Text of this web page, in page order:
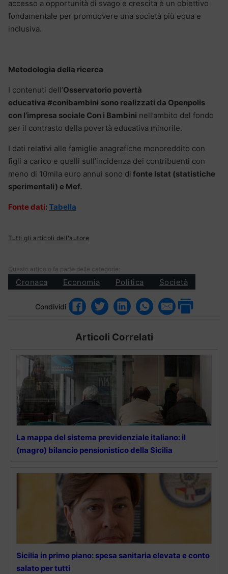
accesso a opportunità di svago e crescita è un obiettivo
fondamentale per promuovere una società più equa e
inclusiva.
Metodologia della ricerca
I contenuti dell’Osservatorio povertà
educativa #conibambini sono realizzati da Openpolis
con l’impresa sociale Con i Bambini nell’ambito del fondo
per il contrasto della povertà educativa minorile.
I dati relativi alle famiglie anagrafiche monoreddito con
figli a carico e quelli sull’incidenza dei contribuenti con
meno di 10mila euro annui sono di fonte Istat (statistiche
sperimentali) e Mef.
Fonte dati: Tabella
Tutti gli articoli dell'autore
Questo articolo fa parte delle categorie:
Cronaca Economia Politica Società
Condividi
Articoli Correlati
La mappa del sistema previdenziale italiano: il
(magro) bilancio pensionistico della Sicilia
Sicilia in primo piano: spesa sanitaria elevata e conto
salato per tutti